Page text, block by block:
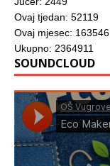
Ovaj tjedan: 52119
Ovaj mjesec: 163546
Ukupno: 2364911
SOUNDCLOUD